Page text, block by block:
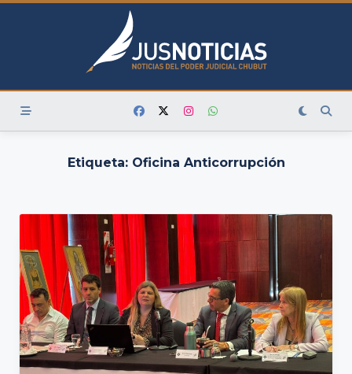
Skip
Etiqueta: Oficina Anticorrupción